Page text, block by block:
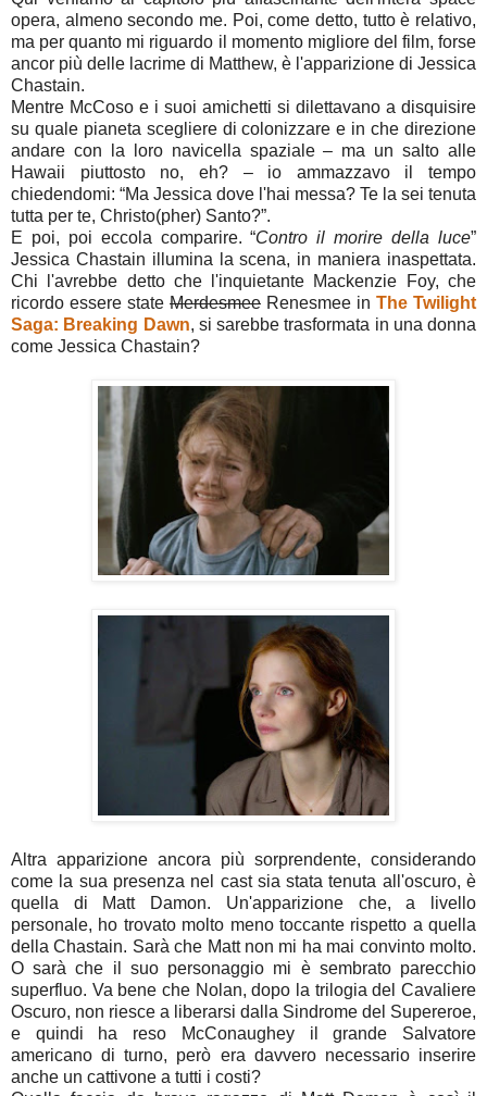
opera, almeno secondo me. Poi, come detto, tutto è relativo,
ma per quanto mi riguardo il momento migliore del film, forse
ancor più delle lacrime di Matthew, è l'apparizione di Jessica
Chastain.
Mentre McCoso e i suoi amichetti si dilettavano a disquisire
su quale pianeta scegliere di colonizzare e in che direzione
andare con la loro navicella spaziale – ma un salto alle
Hawaii piuttosto no, eh? – io ammazzavo il tempo
chiedendomi: “Ma Jessica dove l'hai messa? Te la sei tenuta
tutta per te, Christo(pher) Santo?”.
E poi, poi eccola comparire. “Contro il morire della luce”
Jessica Chastain illumina la scena, in maniera inaspettata.
Chi l'avrebbe detto che l'inquietante Mackenzie Foy, che
ricordo essere state Merdesmee Renesmee in The Twilight
Saga: Breaking Dawn, si sarebbe trasformata in una donna
come Jessica Chastain?
Altra apparizione ancora più sorprendente, considerando
come la sua presenza nel cast sia stata tenuta all'oscuro, è
quella di Matt Damon. Un'apparizione che, a livello
personale, ho trovato molto meno toccante rispetto a quella
della Chastain. Sarà che Matt non mi ha mai convinto molto.
O sarà che il suo personaggio mi è sembrato parecchio
superfluo. Va bene che Nolan, dopo la trilogia del Cavaliere
Oscuro, non riesce a liberarsi dalla Sindrome del Supereroe,
e quindi ha reso McConaughey il grande Salvatore
americano di turno, però era davvero necessario inserire
anche un cattivone a tutti i costi?